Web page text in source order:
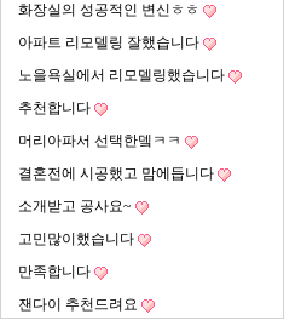
화장실의 성공적인 변신ㅎㅎ
아파트 리모델링 잘했습니다
노을욕실에서 리모델링했습니다
추천합니다
머리아파서 선택한뎈ㅋㅋ
결혼전에 시공했고 맘에듭니다
소개받고 공사요~
고민많이했습니다
만족합니다
잰다이 추천드려요